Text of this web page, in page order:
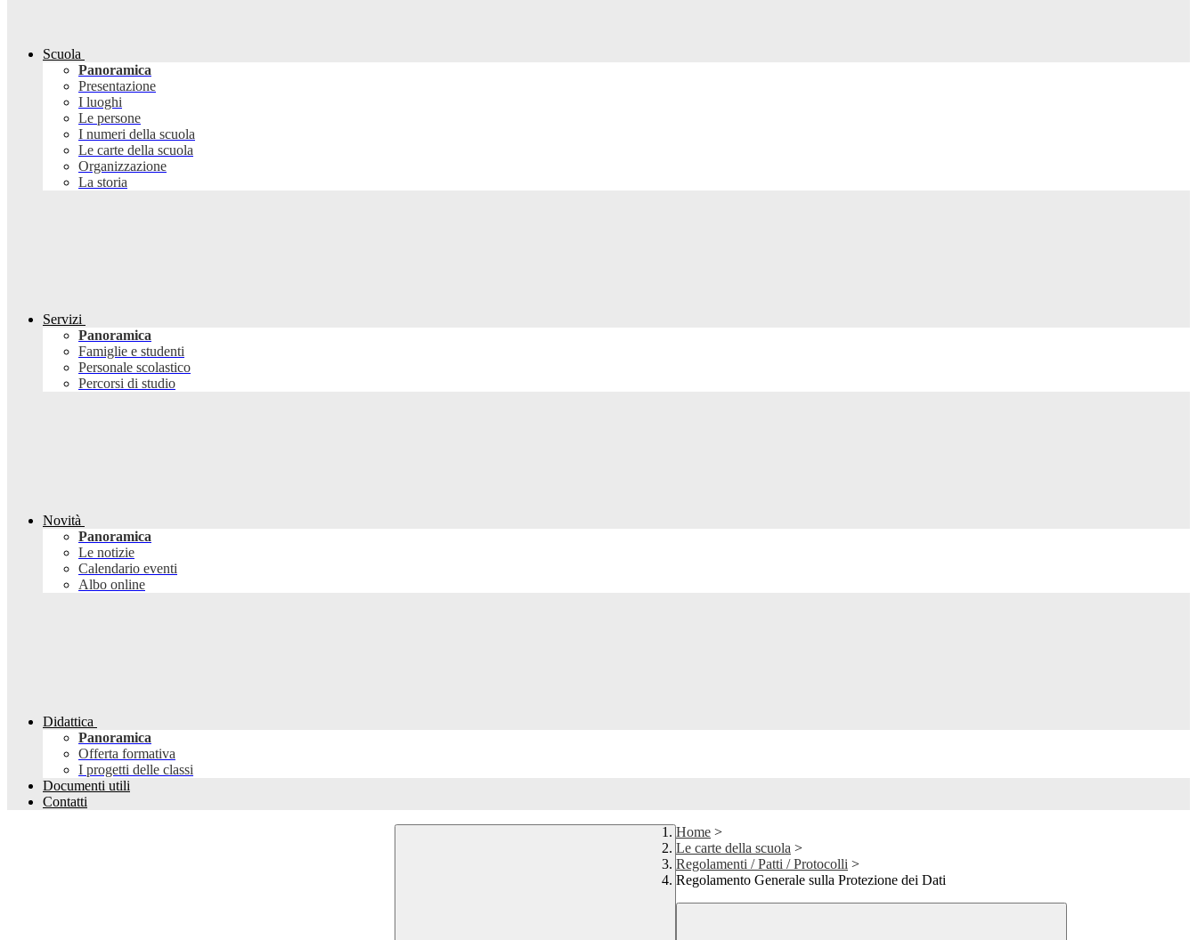
Scuola
Panoramica
Presentazione
I luoghi
Le persone
I numeri della scuola
Le carte della scuola
Organizzazione
La storia
Servizi
Panoramica
Famiglie e studenti
Personale scolastico
Percorsi di studio
Novità
Panoramica
Le notizie
Calendario eventi
Albo online
Didattica
Panoramica
Offerta formativa
I progetti delle classi
Documenti utili
Contatti
Home >
Le carte della scuola >
Regolamenti / Patti / Protocolli >
Regolamento Generale sulla Protezione dei Dati